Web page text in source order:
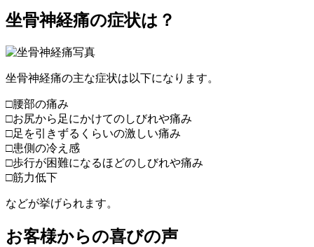
坐骨神経痛の症状は？
坐骨神経痛の主な症状は以下になります。
□腰部の痛み
□お尻から足にかけてのしびれや痛み
□足を引きずるくらいの激しい痛み
□患側の冷え感
□歩行が困難になるほどのしびれや痛み
□筋力低下
などが挙げられます。
お客様からの喜びの声